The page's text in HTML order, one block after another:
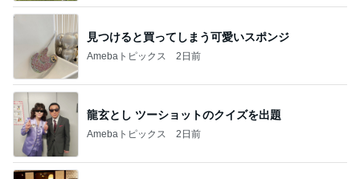
見つけると買ってしまう可愛いスポンジ
Amebaトピックス 2日前
龍玄とし ツーショットのクイズを出題
Amebaトピックス 2日前